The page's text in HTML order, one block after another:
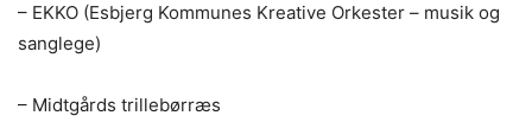
– EKKO (Esbjerg Kommunes Kreative Orkester – musik og
sanglege)
– Midtgårds trillebørræs